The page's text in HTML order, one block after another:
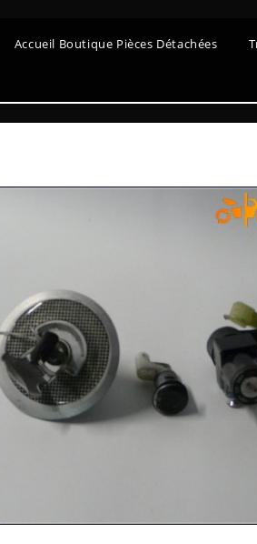
Accueil Boutique Pièces Détachées